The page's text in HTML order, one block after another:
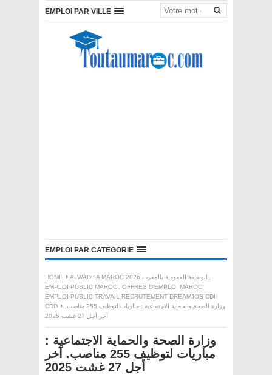
EMPLOI PAR VILLE
EMPLOI PAR CATEGORIE
HOME ALWADIFA MAROC 2026 الوظيفة العمومية بالمغرب
,
EMPLOI PUBLIC MAROC , OFFRES D'EMPLOI MAROC
EMPLOI PUBLIC TRAVAIL RECRUTEMENT DREAMJOB CDI
CDD
وزارة الصحة والحماية الاجتماعية : مباريات لتوظيف 255 مناصب.
آخر أجل 27 غشت 2025
وزارة الصحة والحماية الاجتماعية :
مباريات لتوظيف 255 مناصب. آخر
أجل 27 غشت 2025